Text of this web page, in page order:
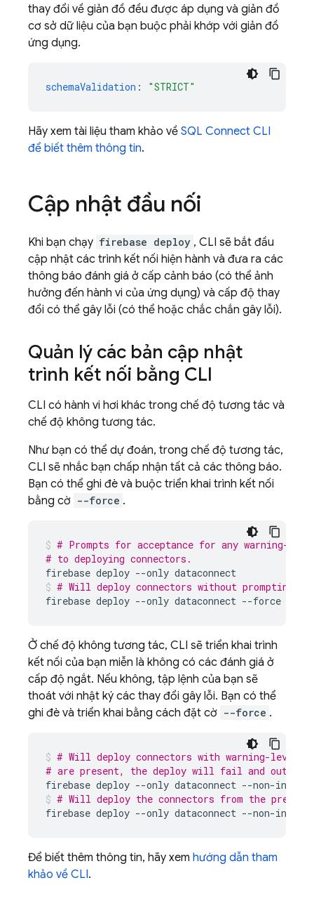
thay đổi về giản đồ đều được áp dụng và giản đồ
cơ sở dữ liệu của bạn buộc phải khớp với giản đồ
ứng dụng.
schemaValidation : "STRICT"
Hãy xem tài liệu tham khảo về SQL Connect CLI
để biết thêm thông tin.
Cập nhật đầu nối
Khi bạn chạy firebase deploy , CLI sẽ bắt đầu
cập nhật các trình kết nối hiện hành và đưa ra các
thông báo đánh giá ở cấp cảnh báo (có thể ảnh
hưởng đến hành vi của ứng dụng) và cấp độ thay
đổi có thể gây lỗi (có thể hoặc chắc chắn gây lỗi).
Quản lý các bản cập nhật
trình kết nối bằng CLI
CLI có hành vi hơi khác trong chế độ tương tác và
chế độ không tương tác.
Như bạn có thể dự đoán, trong chế độ tương tác,
CLI sẽ nhắc bạn chấp nhận tất cả các thông báo.
Bạn có thể ghi đè và buộc triển khai trình kết nối
bằng cờ --force .
# Prompts for acceptance for any warning-
# to deploying connectors.
firebase deploy --only dataconnect
# Will deploy connectors without prompting.
firebase deploy --only dataconnect --force
Ở chế độ không tương tác, CLI sẽ triển khai trình
kết nối của bạn miễn là không có các đánh giá ở
cấp độ ngắt. Nếu không, tập lệnh của bạn sẽ
thoát với nhật ký các thay đổi gây lỗi. Bạn có thể
ghi đè và triển khai bằng cách đặt cờ --force .
# Will deploy connectors with warning-level
# are present, the deploy will fail and output
firebase deploy --only dataconnect --non-
# Will deploy the connectors from the
firebase deploy --only dataconnect --non-
Để biết thêm thông tin, hãy xem hướng dẫn tham
khảo về CLI.